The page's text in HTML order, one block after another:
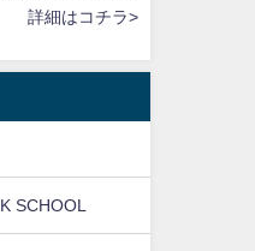
詳細はコチラ>
SCHOOL